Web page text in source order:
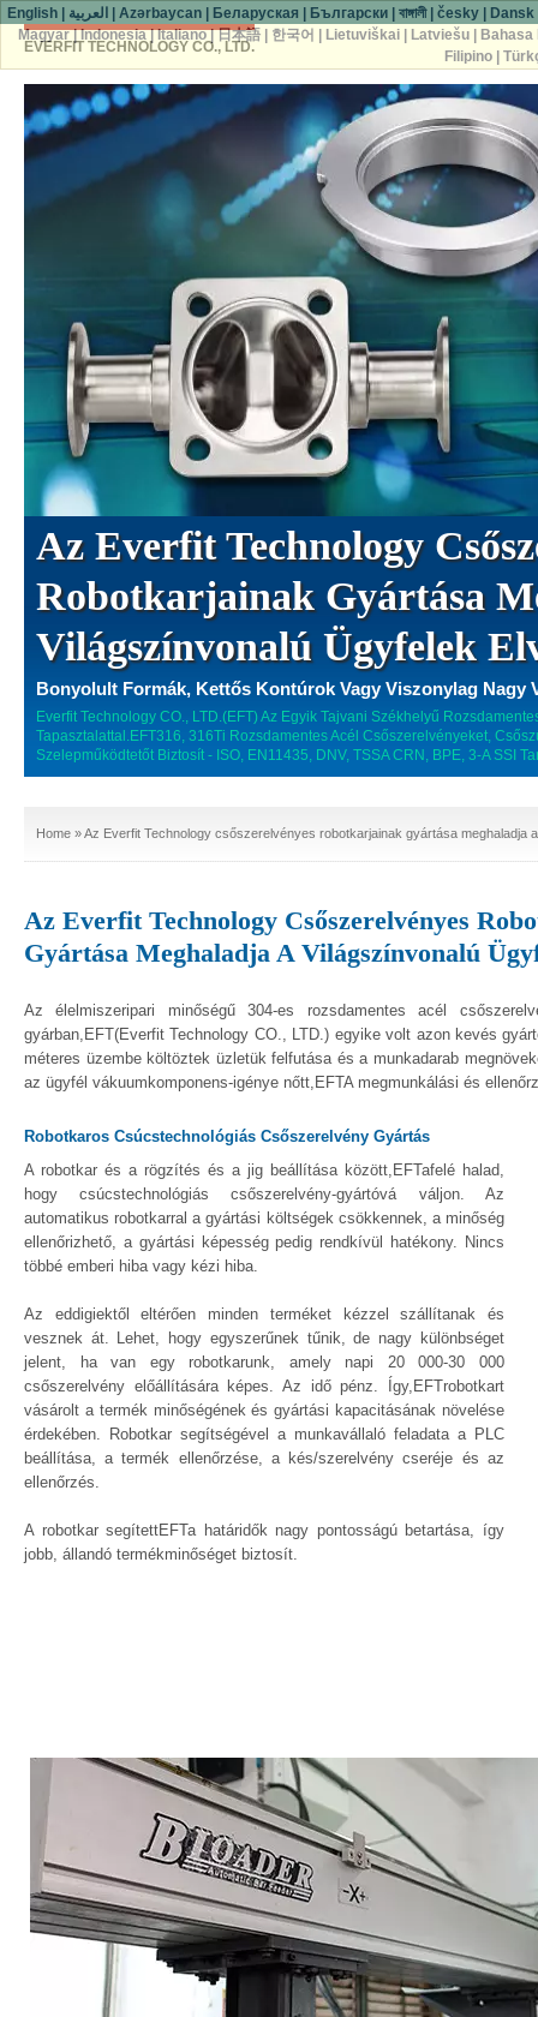
EVERFIT TECHNOLOGY CO., LTD.
Az Everfit Technology
Robotkarjainak Gyártása
Világszínvonalú Ügyfelek
Bonyolult Formák, Kettős Kontúrok Vagy Viszonylag Nagy
Everfit Technology CO., LTD.(EFT) Az Egyik Tajvani Székhelyű
Tapasztalattal.EFT316, 316Ti Rozsdamentes Acél Csőszerelvényeket,
Szelepműködtetőt Biztosít - ISO, EN11435, DNV, TSSA CRN, BPE, 3-A SSI
Home » Az Everfit Technology csőszerelvényes robotkarjainak gyártása meghaladja
Az Everfit Technology Csőszerelvényes
Gyártása Meghaladja A Világszínvonalú
Az élelmiszeripari minőségű 304-es rozsdamentes acél
gyárban,EFT(Everfit Technology CO., LTD.) egyike volt azon kevés
méteres üzembe költöztek üzletük felfutása és a munkadarab
az ügyfél vákuumkomponens-igénye nőtt,EFTA megmunkálási és
Robotkaros Csúcstechnológiás Csőszerelvény Gyártás
A robotkar és a rögzítés és a jig beállítása között,EFTafelé halad,
hogy csúcstechnológiás csőszerelvény-gyártóvá váljon. Az
automatikus robotkarral a gyártási költségek csökkennek, a minőség
ellenőrizhető, a gyártási képesség pedig rendkívül hatékony. Nincs
többé emberi hiba vagy kézi hiba.
Az eddigiektől eltérően minden terméket kézzel szállítanak és
vesznek át. Lehet, hogy egyszerűnek tűnik, de nagy különbséget
jelent, ha van egy robotkarunk, amely napi 20 000-30 000
csőszerelvény előállítására képes. Az idő pénz. Így,EFTrobotkart
vásárolt a termék minőségének és gyártási kapacitásának növelése
érdekében. Robotkar segítségével a munkavállaló feladata a PLC
beállítása, a termék ellenőrzése, a kés/szerelvény cseréje és az
ellenőrzés.
A robotkar segítettEFTa határidők nagy pontosságú betartása, így
jobb, állandó termékminőséget biztosít.
English العربية |Azərbaycan Беларуская Български |বাঙ্গালী|česky Dansk
Magyar|Indonesia|Italiano|日本語| 한국어 Lietuviškai| Latviešu|
Bahasa
Filipino|